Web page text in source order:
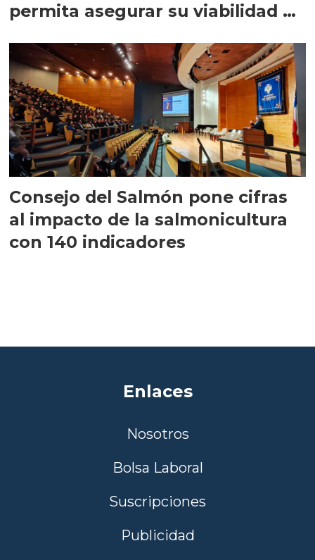
permita asegurar su viabilidad de
Consejo del Salmón pone cifras
al impacto de la salmonicultura
con 140 indicadores
Enlaces
Nosotros
Bolsa Laboral
Suscripciones
Publicidad